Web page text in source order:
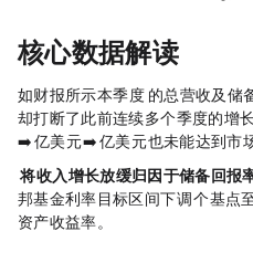
核心数据解读
如财报所示，本季度 Circle 的总营收及储备收入（Total
却打断了此前连续多个季度的增长趋势
➡️ 7.7 亿美元 ➡️ 6.94 亿美元），也未能达到
Circle 将收入增长放缓归因于储备回报率（Reserve
邦基金利率目标区间下调 25 个基点至 3.5%-
资产收益率。